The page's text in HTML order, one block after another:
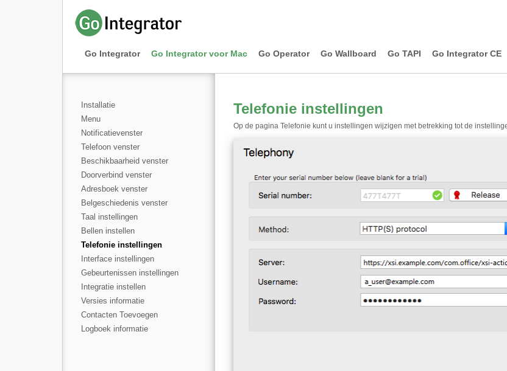
Go Integrator Go Integrator voor Mac Go Operator Go Wallboard Go TAPI Go Integrator CE
Installatie
Menu
Notificatievenster
Telefoon venster
Beschikbaarheid venster
Doorverbind venster
Adresboek venster
Belgeschiedenis venster
Taal instellingen
Bellen instellen
Telefonie instellingen
Interface instellingen
Gebeurtenissen instellingen
Integratie instellen
Versies informatie
Contacten Toevoegen
Logboek informatie
Telefonie instellingen
Op de pagina Telefonie kunt u instellingen wijzigen met betrekking tot de